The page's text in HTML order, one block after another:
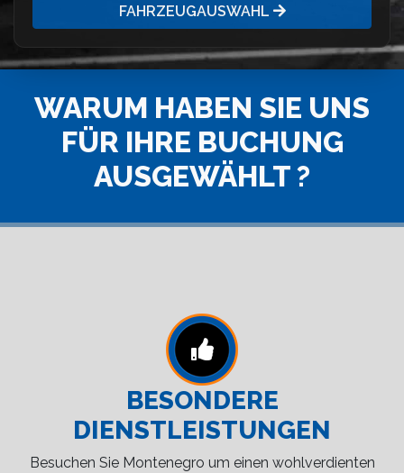
FAHRZEUGAUSWAHL
WARUM HABEN SIE UNS
FÜR IHRE BUCHUNG
AUSGEWÄHLT ?
BESONDERE
DIENSTLEISTUNGEN
Besuchen Sie Montenegro um einen wohlverdienten